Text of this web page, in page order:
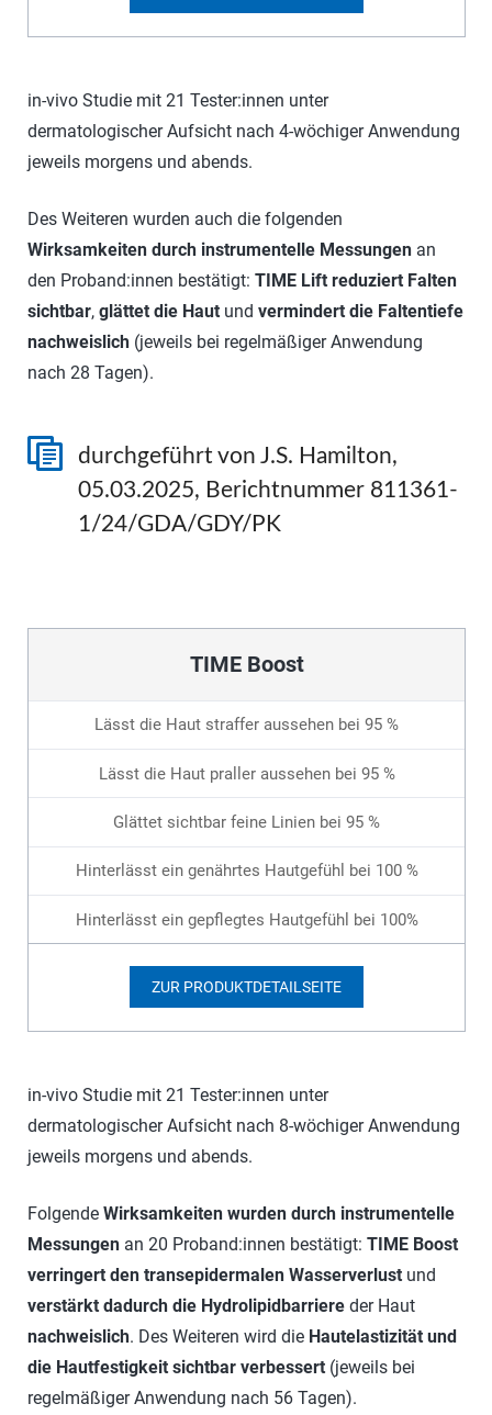
in-vivo Studie mit 21 Tester:innen unter
dermatologischer Aufsicht nach 4-wöchiger Anwendung
jeweils morgens und abends.
Des Weiteren wurden auch die folgenden
Wirksamkeiten durch instrumentelle Messungenan
den Proband:innen bestätigt: TIME Lift reduziert Falten
sichtbar, glättet die Hautund vermindert die Faltentiefe
nachweislich(jeweils bei regelmäßiger Anwendung
nach 28 Tagen).
durchgeführt von J.S. Hamilton,
05.03.2025, Berichtnummer 811361-
1/24/GDA/GDY/PK
TIME Boost
Lässt die Haut straffer aussehen bei 95 %
Lässt die Haut praller aussehen bei 95 %
Glättet sichtbar feine Linien bei 95 %
Hinterlässt ein genährtes Hautgefühl bei 100 %
Hinterlässt ein gepflegtes Hautgefühl bei 100%
ZUR PRODUKTDETAILSEITE
in-vivo Studie mit 21 Tester:innen unter
dermatologischer Aufsicht nach 8-wöchiger Anwendung
jeweils morgens und abends.
Folgende Wirksamkeiten wurden durch instrumentelle
Messungenan 20 Proband:innen bestätigt: TIME Boost
verringert den transepidermalen Wasserverlustund
verstärkt dadurch die Hydrolipidbarriereder Haut
nachweislich. Des Weiteren wird die Hautelastizität und
die Hautfestigkeit sichtbar verbessert(jeweils bei
regelmäßiger Anwendung nach 56 Tagen).